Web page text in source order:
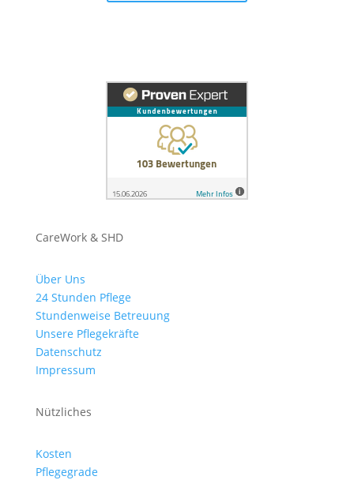
CareWork & SHD
Über Uns
24 Stunden Pflege
Stundenweise Betreuung
Unsere Pflegekräfte
Datenschutz
Impressum
Nützliches
Kosten
Pflegegrade